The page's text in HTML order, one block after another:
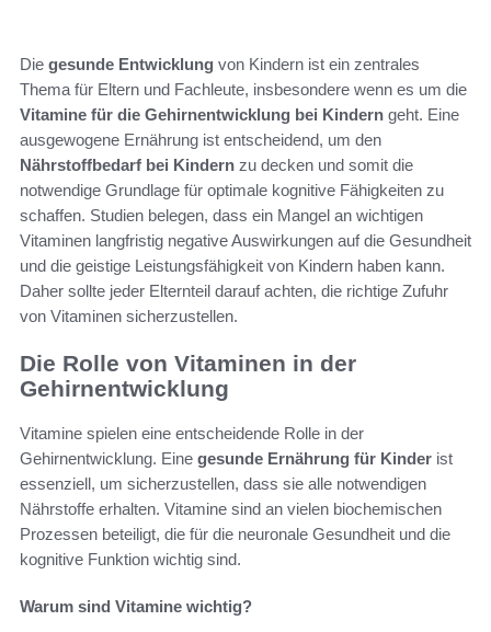
Die gesunde Entwicklung von Kindern ist ein zentrales
Thema für Eltern und Fachleute, insbesondere wenn es um die
Vitamine für die Gehirnentwicklung bei Kindern geht. Eine
ausgewogene Ernährung ist entscheidend, um den
Nährstoffbedarf bei Kindern zu decken und somit die
notwendige Grundlage für optimale kognitive Fähigkeiten zu
schaffen. Studien belegen, dass ein Mangel an wichtigen
Vitaminen langfristig negative Auswirkungen auf die Gesundheit
und die geistige Leistungsfähigkeit von Kindern haben kann.
Daher sollte jeder Elternteil darauf achten, die richtige Zufuhr
von Vitaminen sicherzustellen.
Die Rolle von Vitaminen in der
Gehirnentwicklung
Vitamine spielen eine entscheidende Rolle in der
Gehirnentwicklung. Eine gesunde Ernährung für Kinder ist
essenziell, um sicherzustellen, dass sie alle notwendigen
Nährstoffe erhalten. Vitamine sind an vielen biochemischen
Prozessen beteiligt, die für die neuronale Gesundheit und die
kognitive Funktion wichtig sind.
Warum sind Vitamine wichtig?